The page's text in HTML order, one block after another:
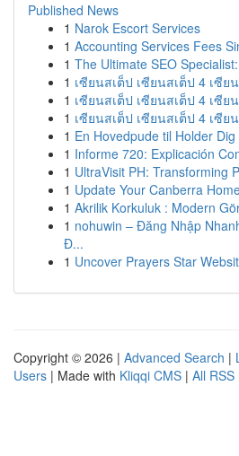
Published News
1 Narok Escort Services
1 Accounting Services Fees
1 The Ultimate SEO
1 เซียนสเต็ป เซียนสเต็ป 4 เซีย
1 เซียนสเต็ป เซียนสเต็ป 4 เซีย
1 เซียนสเต็ป เซียนสเต็ป 4 เซีย
1 En Hovedpude til Holder
1 Informe 720: Explicación
1 UltraVisit PH: Transforming
1 Update Your Canberra
1 Akrilik Korkuluk : Modern
1 nohuwin – Đăng Nhập
Đ...
1 Uncover Prayers Star
Copyright © 2026 | Advanced Search |
Users | Made with Kliqqi CMS | All